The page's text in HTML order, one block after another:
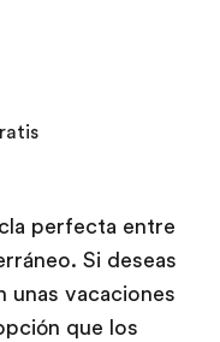
perfecta entre
Si deseas
unas vacaciones
que los